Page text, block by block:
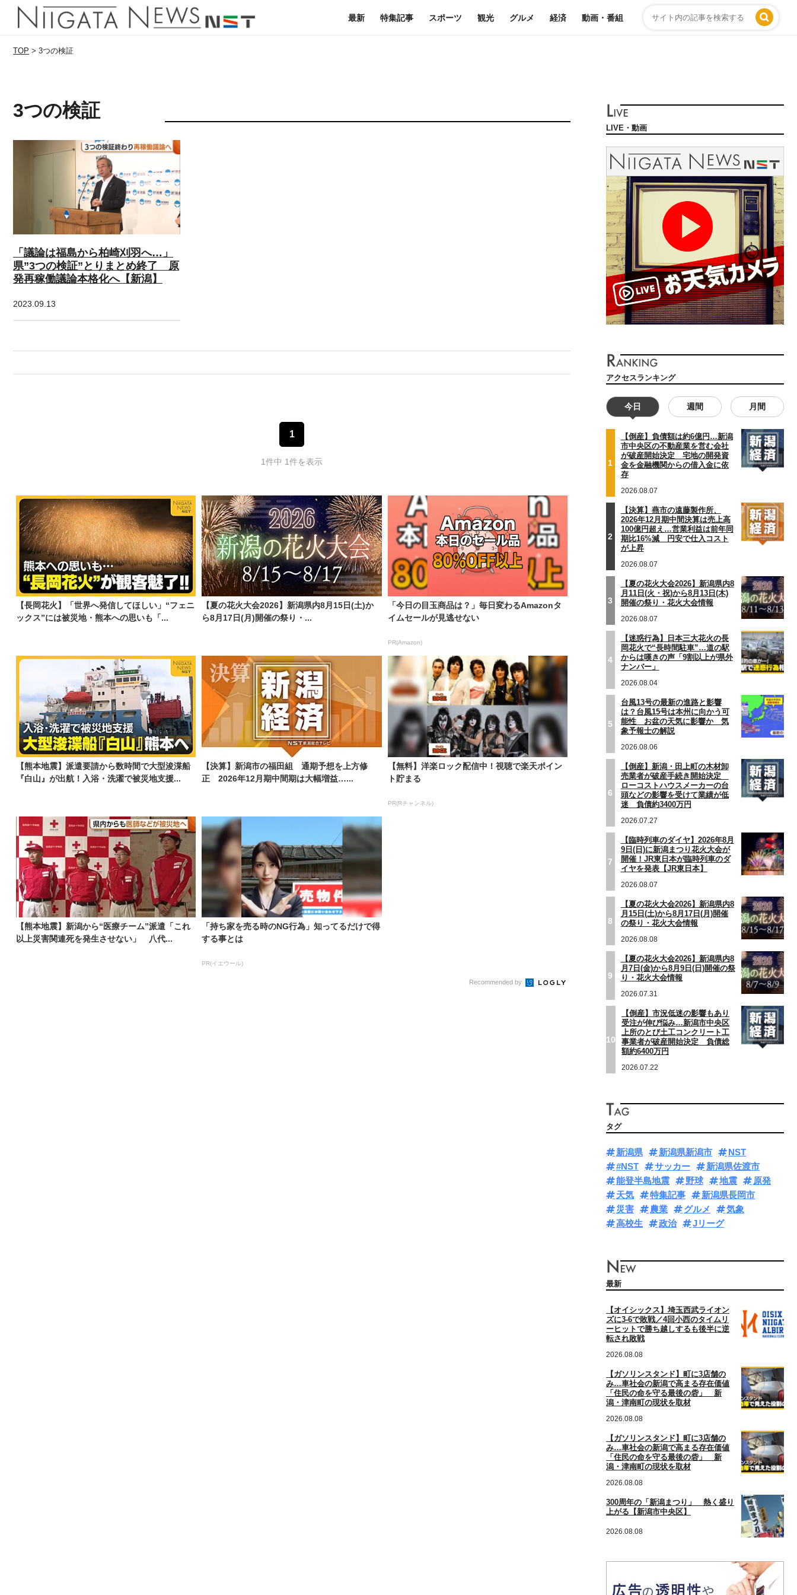
最新 特集記事 スポーツ 観光 グルメ 経済 動画・番組
TOP > 3つの検証
3つの検証
「議論は福島から柏崎刈羽へ…」
県”3つの検証”とりまとめ終了 原
発再稼働議論本格化へ【新潟】
2023.09.13
1
1件中 1件を表示
【長岡花火】「世界へ発信してほしい」“フェニ
ックス”には被災地・熊本への思いも「...
【夏の花火大会2026】新潟県内8月15日(土)か
ら8月17日(月)開催の祭り・...
「今日の目玉商品は？」毎日変わるAmazonタ
イムセールが見逃せない
PR(Amazon)
【熊本地震】派遣要請から数時間で大型浚渫船
『白山』が出航！入浴・洗濯で被災地支援...
【決算】新潟市の福田組 通期予想を上方修
正 2026年12月期中間期は大幅増益…...
【無料】洋楽ロック配信中！視聴で楽天ポイン
ト貯まる
PR(Rチャンネル)
【熊本地震】新潟から“医療チーム”派遣「これ
以上災害関連死を発生させない」 八代...
「持ち家を売る時のNG行為」知ってるだけで得
する事とは
PR(イエウール)
Recommended by
LIVE・動画
アクセスランキング
今日 週間 月間
1
【倒産】負債額は約6億円…新潟
市中央区の不動産業を営む会社
が破産開始決定 宅地の開発資
金を金融機関からの借入金に依
存
2026.08.07
2
【決算】燕市の遠藤製作所、
2026年12月期中間決算は売上高
100億円超え…営業利益は前年同
期比16%減 円安で仕入コスト
が上昇
2026.08.07
3
【夏の花火大会2026】新潟県内8
月11日(火・祝)から8月13日(木)
開催の祭り・花火大会情報
2026.08.07
4
【迷惑行為】日本三大花火の長
岡花火で“長時間駐車”…道の駅
からは嘆きの声「9割以上が県外
ナンバー」
2026.08.04
5
台風13号の最新の進路と影響
は？台風15号は本州に向かう可
能性 お盆の天気に影響か 気
象予報士の解説
2026.08.06
6
【倒産】新潟・田上町の木材卸
売業者が破産手続き開始決定
ローコストハウスメーカーの台
頭などの影響を受けて業績が低
迷 負債約3400万円
2026.07.27
7
【臨時列車のダイヤ】2026年8月
9日(日)に新潟まつり花火大会が
開催！JR東日本が臨時列車のダ
イヤを発表【JR東日本】
2026.08.07
8
【夏の花火大会2026】新潟県内8
月15日(土)から8月17日(月)開催
の祭り・花火大会情報
2026.08.08
9
【夏の花火大会2026】新潟県内8
月7日(金)から8月9日(日)開催の祭
り・花火大会情報
2026.07.31
10
【倒産】市況低迷の影響もあり
受注が伸び悩み…新潟市中央区
上所のとび土工コンクリート工
事業者が破産開始決定 負債総
額約6400万円
2026.07.22
タグ
新潟県 新潟県新潟市
NST
#NST
サッカー
新潟県佐渡市
能登半島地震
野球 地震
原発
天気
特集記事
新潟県長岡市
災害
農業 グルメ
気象
高校生
政治 Jリーグ
最新
【オイシックス】埼玉西武ライオン
ズに3‐6で敗戦／4回小西のタイムリ
ーヒットで勝ち越しするも後半に逆
転され敗戦
2026.08.08
【ガソリンスタンド】町に3店舗の
み…車社会の新潟で高まる存在価値
「住民の命を守る最後の砦」 新
潟・津南町の現状を取材
2026.08.08
【ガソリンスタンド】町に3店舗の
み…車社会の新潟で高まる存在価値
「住民の命を守る最後の砦」 新
潟・津南町の現状を取材
2026.08.08
300周年の「新潟まつり」 熱く盛り
上がる【新潟市中央区】
2026.08.08